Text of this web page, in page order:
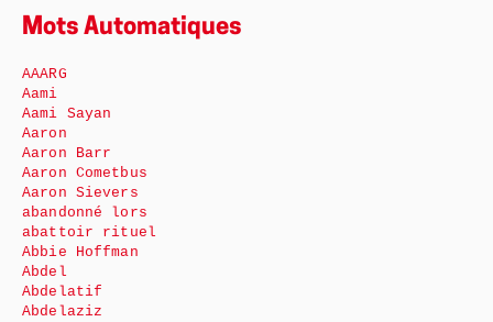
Mots Automatiques
AAARG
Aami
Aami Sayan
Aaron
Aaron Barr
Aaron Cometbus
Aaron Sievers
abandonné lors
abattoir rituel
Abbie Hoffman
Abdel
Abdelatif
Abdelaziz